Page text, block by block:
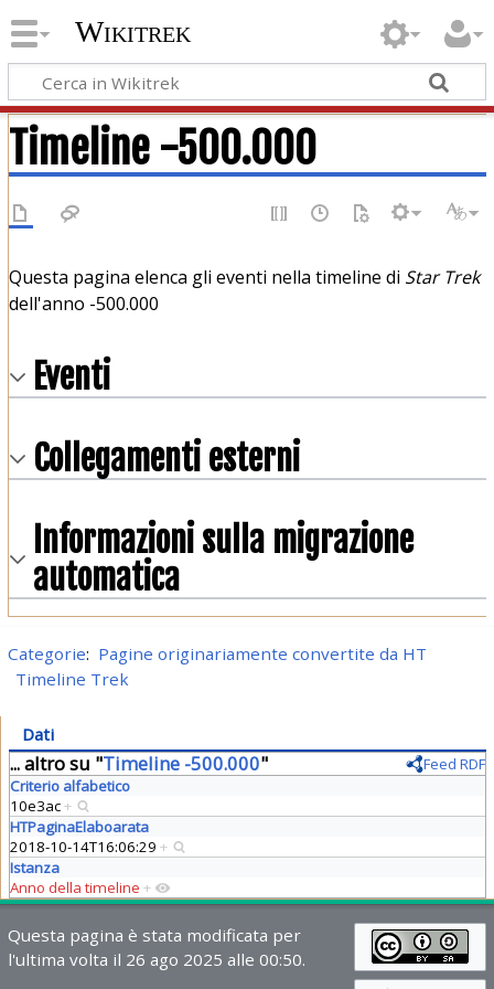
Wikitrek
Timeline -500.000
Questa pagina elenca gli eventi nella timeline di Star Trek
dell'anno -500.000
Eventi
Collegamenti esterni
Informazioni sulla migrazione
automatica
Categorie: Pagine originariamente convertite da HT
Timeline Trek
Dati
... altro su "Timeline -500.000"
Feed RDF
Criterio alfabetico
10e3ac+
HTPaginaElaboarata
2018-10-14T16:06:29 +
Istanza
Anno della timeline +
Questa pagina è stata modificata per
l'ultima volta il 26 ago 2025 alle 00:50.